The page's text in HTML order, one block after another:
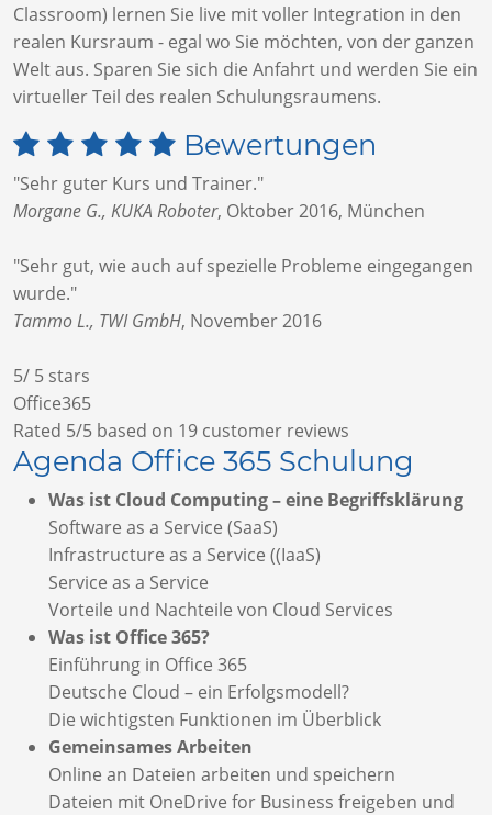
Classroom) lernen Sie live mit voller Integration in den
realen Kursraum - egal wo Sie möchten, von der ganzen
Welt aus. Sparen Sie sich die Anfahrt und werden Sie ein
virtueller Teil des realen Schulungsraumens.
Bewertungen
"Sehr guter Kurs und Trainer."
Morgane G., KUKA Roboter, Oktober 2016, München
"Sehr gut, wie auch auf spezielle Probleme eingegangen
wurde."
Tammo L., TWI GmbH, November 2016
5/ 5 stars
Office365
Rated 5/5 based on 19 customer reviews
Agenda Office 365 Schulung
Was ist Cloud Computing – eine Begriffsklärung
Software as a Service (SaaS)
Infrastructure as a Service ((IaaS)
Service as a Service
Vorteile und Nachteile von Cloud Services
Was ist Office 365?
Einführung in Office 365
Deutsche Cloud – ein Erfolgsmodell?
Die wichtigsten Funktionen im Überblick
Gemeinsames Arbeiten
Online an Dateien arbeiten und speichern
Dateien mit OneDrive for Business freigeben und